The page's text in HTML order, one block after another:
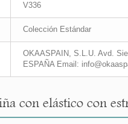
V336
Colección Estándar
OKAASPAIN, S.L.U. Avd.
ESPAÑA Email:
con elástico con